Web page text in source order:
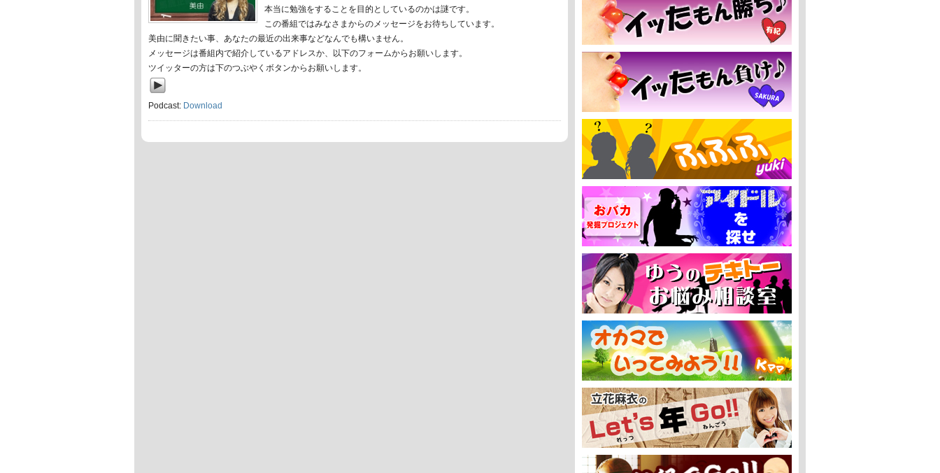
本当に勉強をすることを目的としているのかは謎です。
この番組ではみなさまからのメッセージをお待ちしています。
美由に聞きたい事、あなたの最近の出来事などなんでも構いません。
メッセージは番組内で紹介しているアドレスか、以下のフォームからお願いします。
ツイッターの方は下のつぶやくボタンからお願いします。
Podcast: Download